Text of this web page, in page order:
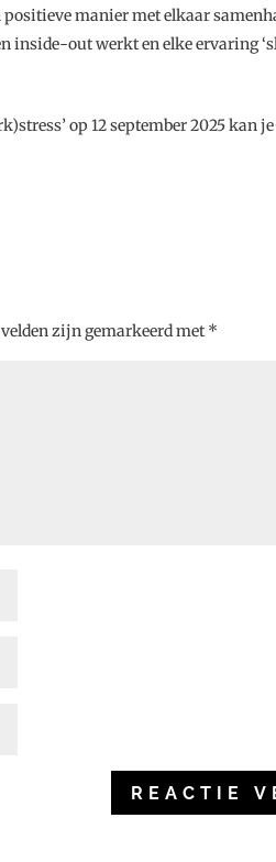
positieve manier met elkaar
inside-out werkt en elke ervaring
op 12 september 2025 kan
velden zijn gemarkeerd met *